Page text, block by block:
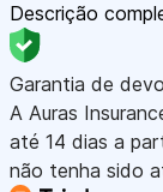
Descrição
Garantia de
A Auras
até 14 dias a
não tenha sido